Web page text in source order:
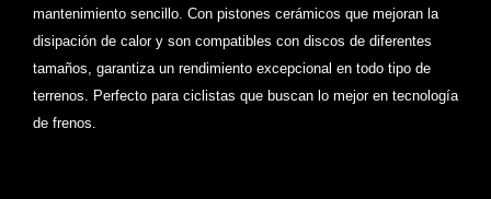
mantenimiento sencillo. Con pistones cerámicos que mejoran la
disipación de calor y son compatibles con discos de diferentes
tamaños, garantiza un rendimiento excepcional en todo tipo de
terrenos. Perfecto para ciclistas que buscan lo mejor en tecnología
de frenos.